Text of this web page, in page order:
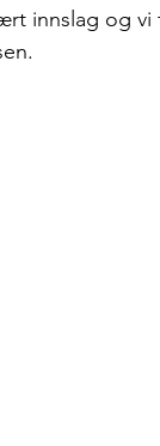
innslag og